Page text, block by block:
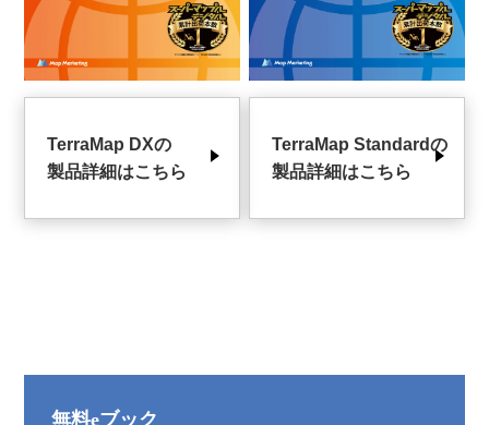
TerraMap DXの
製品詳細はこちら
TerraMap Standardの
製品詳細はこちら
無料eブック